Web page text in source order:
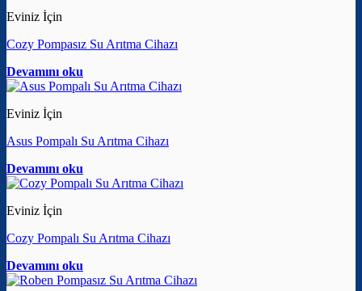
Eviniz İçin
Cozy Pompasız Su Arıtma Cihazı
Devamını oku
Eviniz İçin
Asus Pompalı Su Arıtma Cihazı
Devamını oku
Eviniz İçin
Cozy Pompalı Su Arıtma Cihazı
Devamını oku